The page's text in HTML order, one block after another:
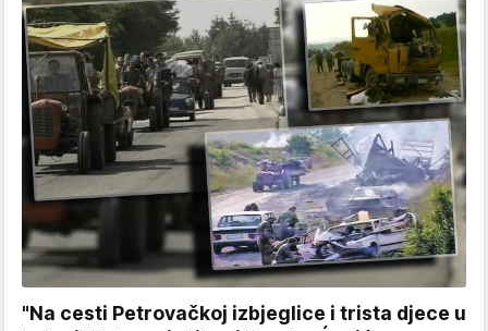
"Na cesti Petrovačkoj izbjeglice i trista djece u